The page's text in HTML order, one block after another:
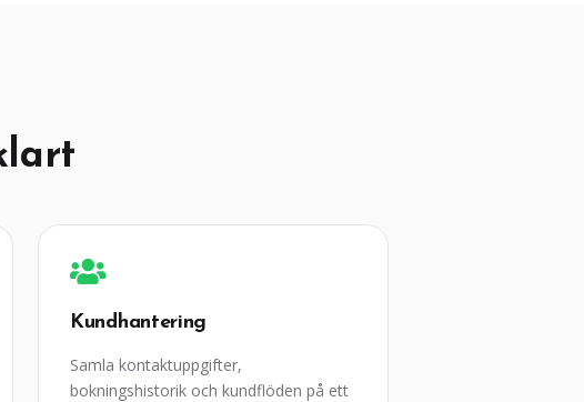
Kundhantering
Samla kontaktuppgifter,
bokningshistorik och kundflöden på ett